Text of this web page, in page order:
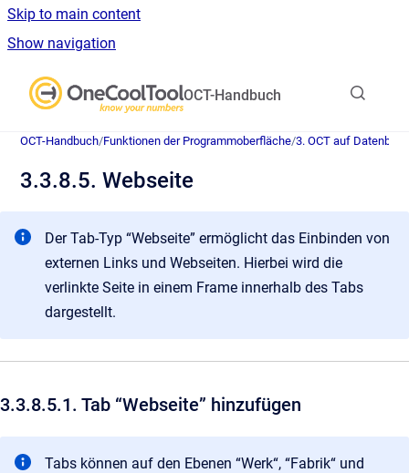
Skip to main content
Show navigation
OCT-Handbuch
OCT-Handbuch/Funktionen der Programmoberfläche/3. OCT auf
3.3.8.5. Webseite
Der Tab-Typ “Webseite” ermöglicht das Einbinden von
externen Links und Webseiten. Hierbei wird die
verlinkte Seite in einem Frame innerhalb des Tabs
dargestellt.
3.3.8.5.1. Tab “Webseite” hinzufügen
Tabs können auf den Ebenen “Werk“, “Fabrik“ und